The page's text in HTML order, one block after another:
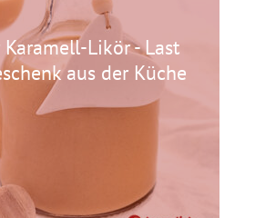
Likör - Last
aus der Küche